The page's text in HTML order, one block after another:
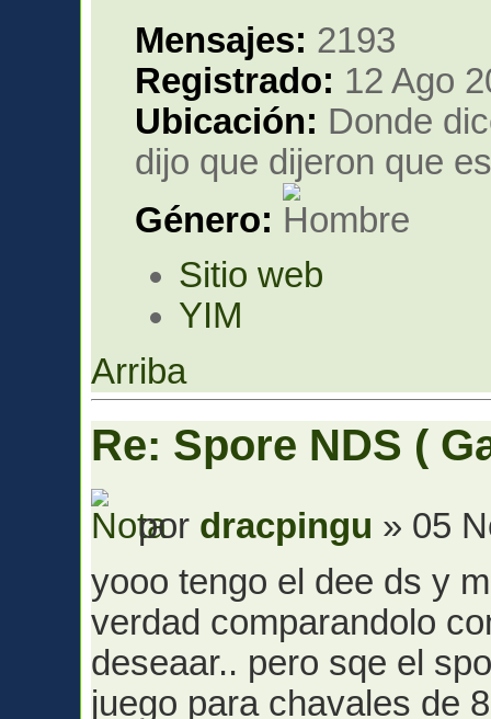
Mensajes: 2193
Registrado: 12 Ago
Ubicación: Donde
dijo que dijeron que
Género:
Sitio web
YIM
Arriba
Re: Spore NDS (
por dracpingu » 05
yooo tengo el dee ds y
verdad comparandolo
deseaar.. pero sqe el
juego para chavales de